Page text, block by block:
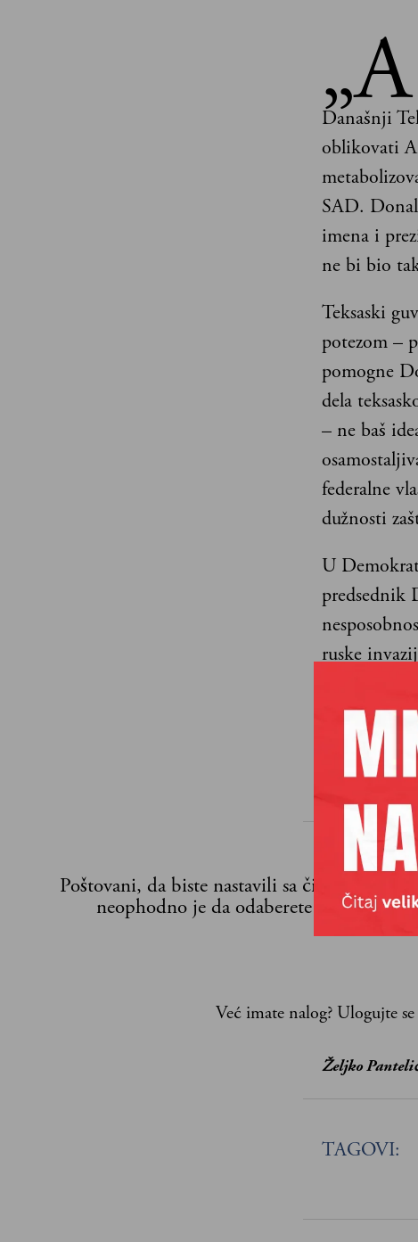
„A
Današnji
oblikovati
SAD.
imena i
ne bi bio
Teksaski
potezom –
pomogne
dela
– ne baš
federalne
dužnosti
U
predsednik
ruske
Poštovani, da biste nastavili sa čitanjem
neophodno je da odaberete jedan od
Već imate nalog? Ulogujte se
Željko
TAGOVI: